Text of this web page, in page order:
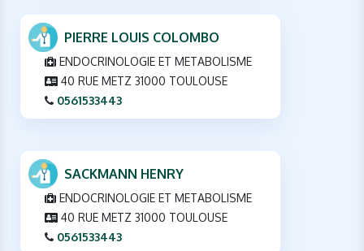
PIERRE LOUIS COLOMBO
ENDOCRINOLOGIE ET METABOLISME
40 RUE METZ 31000 TOULOUSE
0561533443
SACKMANN HENRY
ENDOCRINOLOGIE ET METABOLISME
40 RUE METZ 31000 TOULOUSE
0561533443